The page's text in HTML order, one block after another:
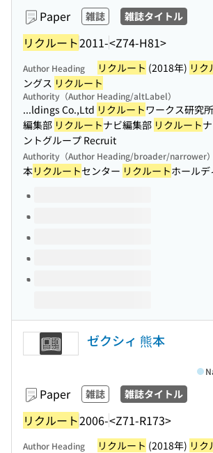
Paper 雑誌 雑誌タイトル
リクルート2011-<Z74-H81>
Author Heading リクルート (2018年) リク
ングス リクルート
Authority（Author Heading/altLabel）
...ldings Co.,Ltd リクルートワークス研究
編集部 リクルートナビ編集部 リクルート
ントグループ Recruit
Authority（Author Heading/broader/narrower）
本リクルートセンター リクルートホール
Volumes of this title
ゼクシィ 熊本
Paper 雑誌 雑誌タイトル
リクルート2006-<Z71-R173>
Author Heading リクルート (2018年) リク